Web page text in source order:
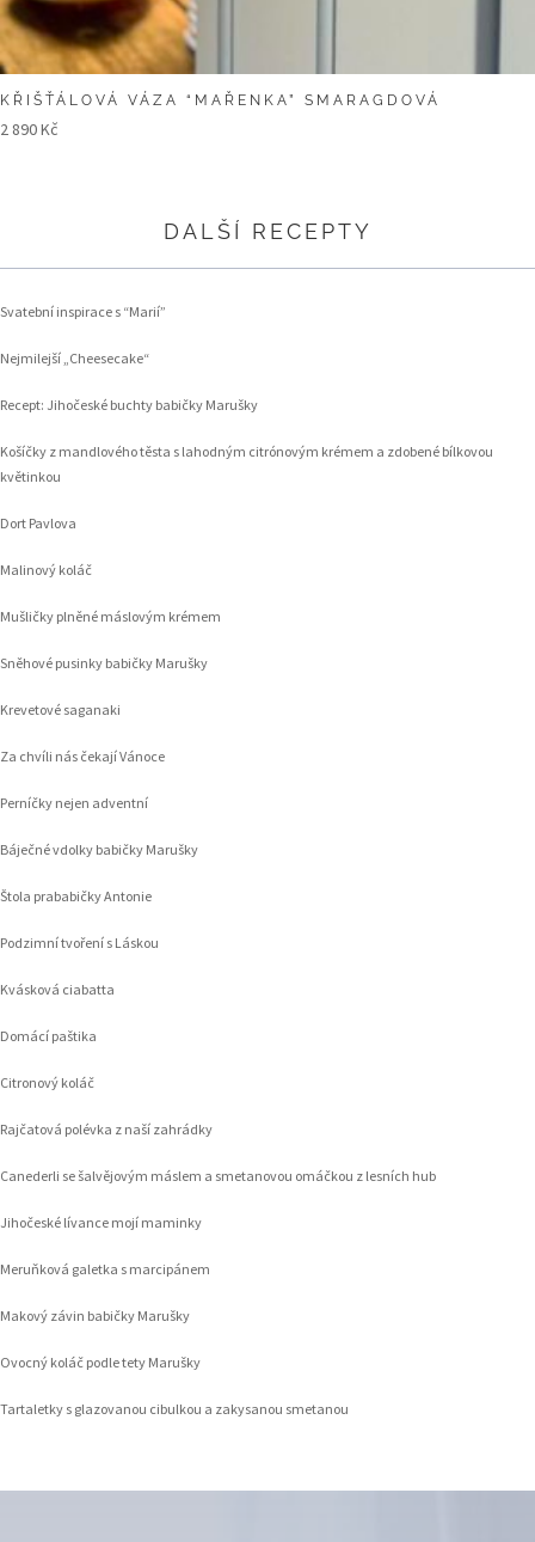
KŘIŠŤÁLOVÁ VÁZA “MAŘENKA” SMARAGDOVÁ
2 890Kč
DALŠÍ RECEPTY
Svatební inspirace s “Marií”
Nejmilejší „Cheesecake“
Recept: Jihočeské buchty babičky Marušky
Košíčky z mandlového těsta s lahodným citrónovým krémem a zdobené bílkovou
květinkou
Dort Pavlova
Malinový koláč
Mušličky plněné máslovým krémem
Sněhové pusinky babičky Marušky
Krevetové saganaki
Za chvíli nás čekají Vánoce
Perníčky nejen adventní
Báječné vdolky babičky Marušky
Štola prababičky Antonie
Podzimní tvoření s Láskou
Kvásková ciabatta
Domácí paštika
Citronový koláč
Rajčatová polévka z naší zahrádky
Canederli se šalvějovým máslem a smetanovou omáčkou z lesních hub
Jihočeské lívance mojí maminky
Meruňková galetka s marcipánem
Makový závin babičky Marušky
Ovocný koláč podle tety Marušky
Tartaletky s glazovanou cibulkou a zakysanou smetanou